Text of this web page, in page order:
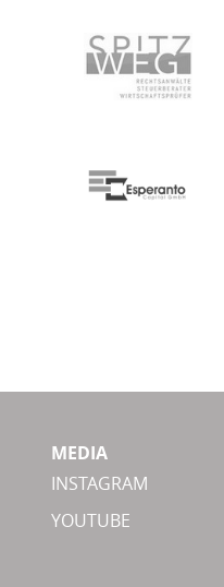
MEDIA
INSTAGRAM
YOUTUBE